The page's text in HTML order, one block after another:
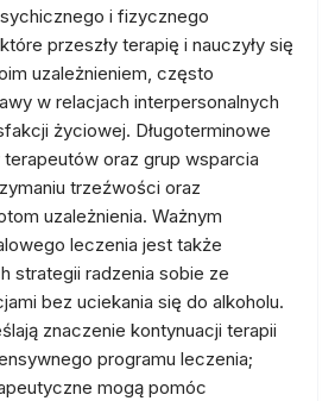
i fizycznego
przeszły terapię i nauczyły się
uzależnieniem, często
w relacjach interpersonalnych
życiowej. Długoterminowe
oraz grup wsparcia
trzeźwości oraz
uzależnienia. Ważnym
leczenia jest także
strategii radzenia sobie ze
bez uciekania się do alkoholu.
znaczenie kontynuacji terapii
programu leczenia;
mogą pomóc